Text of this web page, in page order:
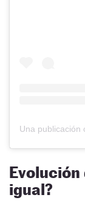
Evolución
igual?